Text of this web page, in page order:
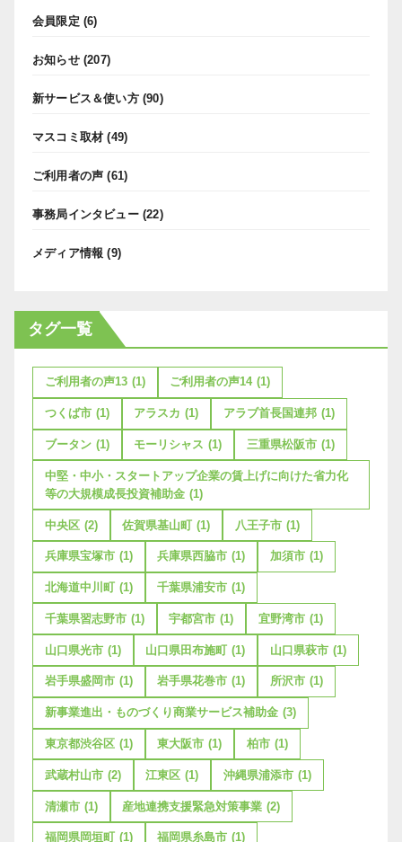
会員限定 (6)
お知らせ(207)
新サービス＆使い方(90)
マスコミ取材 (49)
ご利用者の声 (61)
事務局インタビュー(22)
メディア情報 (9)
タグ一覧
ご利用者の声13 (1) ご利用者の声14 (1)
つくば市 (1) アラスカ (1) アラブ首長国連邦 (1)
ブータン (1) モーリシャス (1) 三重県松阪市 (1)
中堅・中小・スタートアップ企業の賃上げに向けた省力化
等の大規模成長投資補助金 (1)
中央区 (2) 佐賀県基山町 (1) 八王子市 (1)
兵庫県宝塚市 (1) 兵庫県西脇市 (1) 加須市 (1)
北海道中川町 (1) 千葉県浦安市 (1)
千葉県習志野市 (1) 宇都宮市 (1) 宜野湾市 (1)
山口県光市 (1) 山口県田布施町 (1) 山口県萩市 (1)
岩手県盛岡市 (1) 岩手県花巻市 (1) 所沢市 (1)
新事業進出・ものづくり商業サービス補助金 (3)
東京都渋谷区 (1) 東大阪市 (1) 柏市 (1)
武蔵村山市 (2) 江東区 (1) 沖縄県浦添市 (1)
清瀬市 (1) 産地連携支援緊急対策事業 (2)
福岡県岡垣町 (1) 福岡県糸島市 (1)